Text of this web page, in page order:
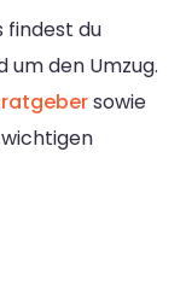
findest du
den Umzug.
sowie